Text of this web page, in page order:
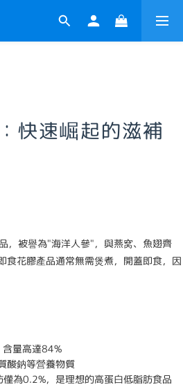
快速崛起的滋補
，被譽為"海洋人參"，與燕窝、魚翅齊
食花膠產品通常無需煲煮，開蓋即食，因
量高達84%
酸鈉等營養物質
為0.2%，是理想的高蛋白低脂肪食品